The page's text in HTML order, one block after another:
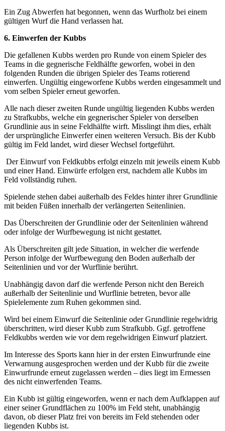
Ein Zug Abwerfen hat begonnen, wenn das Wurfholz bei einem
gültigen Wurf die Hand verlassen hat.
6. Einwerfen der Kubbs
Die gefallenen Kubbs werden pro Runde von einem Spieler des
Teams in die gegnerische Feldhälfte geworfen, wobei in den
folgenden Runden die übrigen Spieler des Teams rotierend
einwerfen. Ungültig eingeworfene Kubbs werden eingesammelt und
vom selben Spieler erneut geworfen.
Alle nach dieser zweiten Runde ungültig liegenden Kubbs werden
zu Strafkubbs, welche ein gegnerischer Spieler von derselben
Grundlinie aus in seine Feldhälfte wirft. Misslingt ihm dies, erhält
der ursprüngliche Einwerfer einen weiteren Versuch. Bis der Kubb
gültig im Feld landet, wird dieser Wechsel fortgeführt.
Der Einwurf von Feldkubbs erfolgt einzeln mit jeweils einem Kubb
und einer Hand. Einwürfe erfolgen erst, nachdem alle Kubbs im
Feld vollständig ruhen.
Spielende stehen dabei außerhalb des Feldes hinter ihrer Grundlinie
mit beiden Füßen innerhalb der verlängerten Seitenlinien.
Das Überschreiten der Grundlinie oder der Seitenlinien während
oder infolge der Wurfbewegung ist nicht gestattet.
Als Überschreiten gilt jede Situation, in welcher die werfende
Person infolge der Wurfbewegung den Boden außerhalb der
Seitenlinien und vor der Wurflinie berührt.
Unabhängig davon darf die werfende Person nicht den Bereich
außerhalb der Seitenlinie und Wurflinie betreten, bevor alle
Spielelemente zum Ruhen gekommen sind.
Wird bei einem Einwurf die Seitenlinie oder Grundlinie regelwidrig
überschritten, wird dieser Kubb zum Strafkubb. Ggf. getroffene
Feldkubbs werden wie vor dem regelwidrigen Einwurf platziert.
Im Interesse des Sports kann hier in der ersten Einwurfrunde eine
Verwarnung ausgesprochen werden und der Kubb für die zweite
Einwurfrunde erneut zugelassen werden – dies liegt im Ermessen
des nicht einwerfenden Teams.
Ein Kubb ist gültig eingeworfen, wenn er nach dem Aufklappen auf
einer seiner Grundflächen zu 100% im Feld steht, unabhängig
davon, ob dieser Platz frei von bereits im Feld stehenden oder
liegenden Kubbs ist.